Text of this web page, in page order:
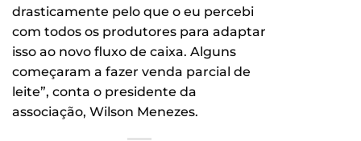
drasticamente pelo que o eu percebi
com todos os produtores para adaptar
isso ao novo fluxo de caixa. Alguns
começaram a fazer venda parcial de
leite”, conta o presidente da
associação, Wilson Menezes.